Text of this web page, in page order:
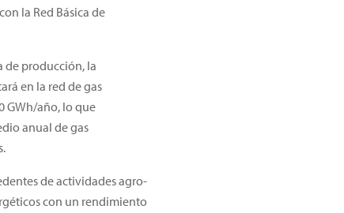
la Red Básica de
de producción, la
en la red de gas
GWh/año, lo que
anual de gas
de actividades agro-
con un rendimiento